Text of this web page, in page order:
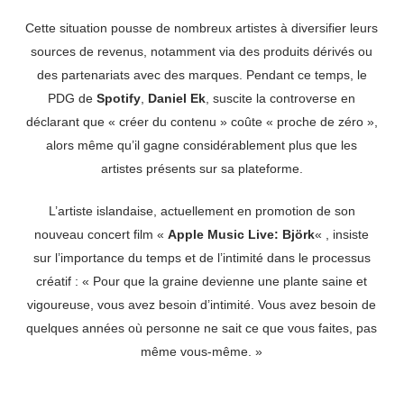
Cette situation pousse de nombreux artistes à diversifier leurs
sources de revenus, notamment via des produits dérivés ou
des partenariats avec des marques. Pendant ce temps, le
PDG deSpotify Daniel Ek , suscite la controverse en
déclarant que « créer du contenu » coûte « proche de zéro »,
alors même qu’il gagne considérablement plus que les
artistes présents sur sa plateforme.
L’artiste islandaise, actuellement en promotion de son
nouveau concert film «Apple Music Live: Björk« , insiste
sur l’importance du temps et de l’intimité dans le processus
créatif : « Pour que la graine devienne une plante saine et
vigoureuse, vous avez besoin d’intimité. Vous avez besoin de
quelques années où personne ne sait ce que vous faites, pas
même vous-même. »